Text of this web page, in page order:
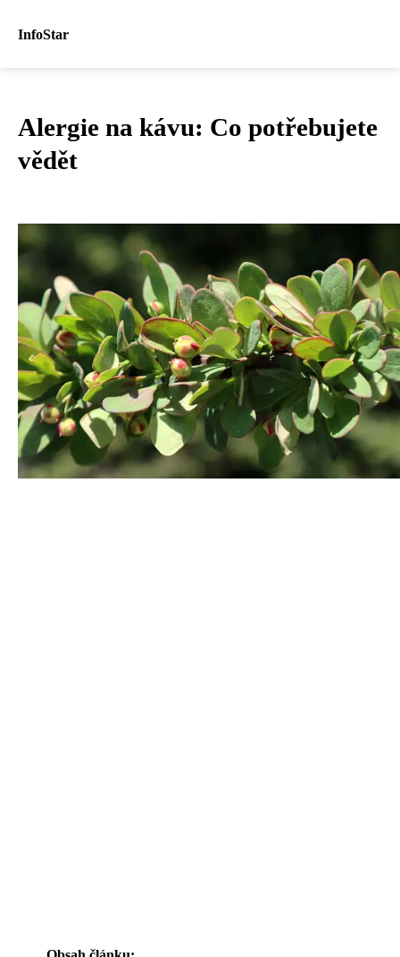
InfoStar
Alergie na kávu: Co potřebujete
vědět